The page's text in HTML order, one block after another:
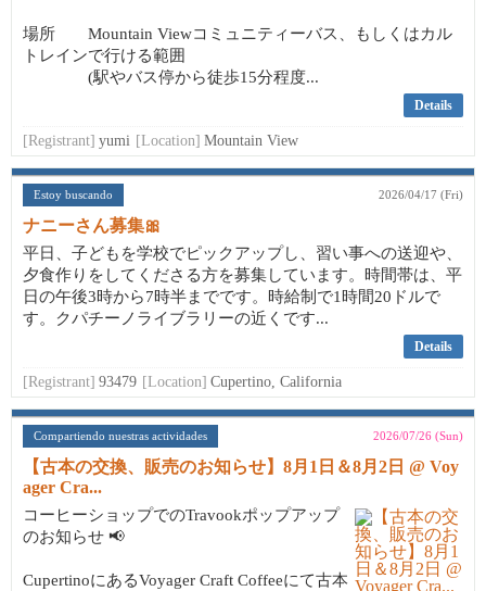
場所 Mountain Viewコミュニティーバス、もしくはカル
トレインで行ける範囲
(駅やバス停から徒歩15分程度...
Details
[Registrant] yumi [Location] Mountain View
Estoy buscando 2026/04/17 (Fri)
ナニーさん募集🎀
平日、子どもを学校でピックアップし、習い事への送迎や、
夕食作りをしてくださる方を募集しています。時間帯は、平
日の午後3時から7時半までです。時給制で1時間20ドルで
す。クパチーノライブラリーの近くです...
Details
[Registrant] 93479 [Location] Cupertino, California
Compartiendo nuestras actividades 2026/07/26 (Sun)
【古本の交換、販売のお知らせ】8月1日＆8月2日 @ Voy
ager Cra...
コーヒーショップでのTravookポップアップ
のお知らせ 📢
CupertinoにあるVoyager Craft Coffeeにて古本